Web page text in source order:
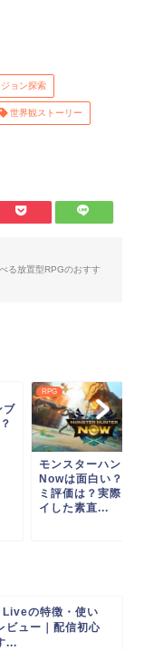
ョン探索
世界観ストーリー
る放置型RPGのおすす
RPG
最強でんでんの評判
は？実際に遊んでわ
かった魅力＆おすす
めポイントを...
の特徴・使い
ビュー｜配信初心
...